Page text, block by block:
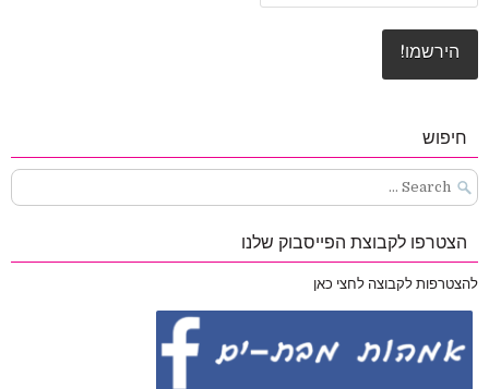
חיפוש
Search
for:
הצטרפו לקבוצת הפייסבוק שלנו
להצטרפות לקבוצה לחצי כאן